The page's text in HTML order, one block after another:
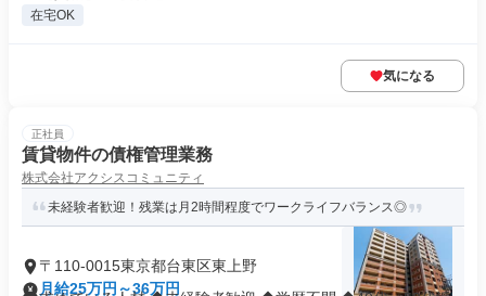
在宅OK
気になる
正社員
賃貸物件の債権管理業務
株式会社アクシスコミュニティ
未経験者歓迎！残業は月2時間程度でワークライフバランス◎
〒110-0015東京都台東区東上野
月給25万円～36万円